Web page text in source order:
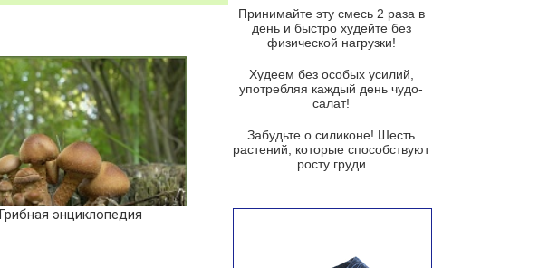
Грибная энциклопедия
Грибной крем-суп с кростини с
козьим сыром
Суп мисо с зеленым луком и
тофу
из рукколы
Португальский чесночный суп с
Ирландский картофельный суп
Принимайте эту смесь 2 раза в
день и быстро худейте без
физической нагрузки!
Худеем без особых усилий,
употребляя каждый день чудо-
салат!
Забудьте о силиконе! Шесть
растений, которые способствуют
росту груди